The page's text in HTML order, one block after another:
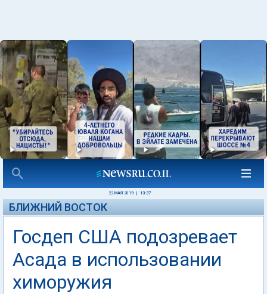
22 МАЯ 2019 13:37
БЛИЖНИЙ ВОСТОК
Госдеп США подозревает
Асада в использовании
химоружия